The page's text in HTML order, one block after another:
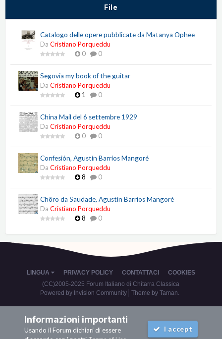
File
Catalogo delle opere pubblicate da Matanya Ophee
Da Cristiano Porqueddu
0
0
Segovia my book of the guitar
Da Cristiano Porqueddu
1
0
China Mail del 6 settembre 1929
Da Cristiano Porqueddu
0
0
Confesión, Agustín Barrios Mangoré
Da Cristiano Porqueddu
8
0
Chôro da Saudade, Agustín Barrios Mangoré
Da Cristiano Porqueddu
8
0
LINGUA PRIVACY POLICY CONTATTACI
COOKIES
(CC)2005-2025 Forum Italiano di Chitarra Classica
Powered by Invision Community
Theme by Taman.
Informazioni importanti
Usando il Forum dichiari di essere
I accept